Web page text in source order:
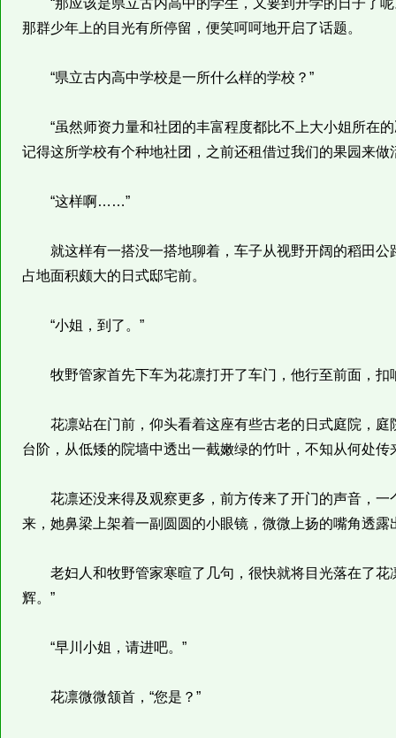
“那应该是県立古内高中的学生，又要到开学的日子了呢
那群少年上的目光有所停留，便笑呵呵地开启了话题。
“県立古内高中学校是一所什么样的学校？”
“虽然师资力量和社团的丰富程度都比不上大小姐所在的
记得这所学校有个种地社团，之前还租借过我们的果园来做
“这样啊……”
就这样有一搭没一搭地聊着，车子从视野开阔的稻田公
占地面积颇大的日式邸宅前。
“小姐，到了。”
牧野管家首先下车为花凛打开了车门，他行至前面，扣
花凛站在门前，仰头看着这座有些古老的日式庭院，庭
台阶，从低矮的院墙中透出一截嫩绿的竹叶，不知从何处传
花凛还没来得及观察更多，前方传来了开门的声音，一
来，她鼻梁上架着一副圆圆的小眼镜，微微上扬的嘴角透露
老妇人和牧野管家寒暄了几句，很快就将目光落在了花
辉。”
“早川小姐，请进吧。”
花凛微微颔首，“您是？”